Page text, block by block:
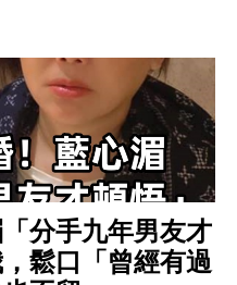
分手九年男友才
鬆口「曾經有過